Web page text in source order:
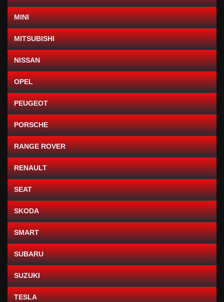
MINI
MITSUBISHI
NISSAN
OPEL
PEUGEOT
PORSCHE
RANGE ROVER
RENAULT
SEAT
SKODA
SMART
SUBARU
SUZUKI
TESLA